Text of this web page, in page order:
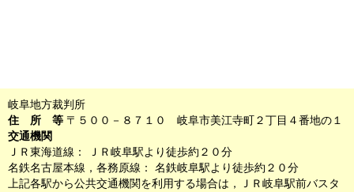
岐阜地方裁判所
住 所 等 〒５００－８７１０ 岐阜市美江寺町２丁目４番地の１
交通機関
ＪＲ東海道線： ＪＲ岐阜駅より徒歩約２０分
名鉄名古屋本線，各務原線： 名鉄岐阜駅より徒歩約２０分
上記各駅から公共交通機関を利用する場合は，ＪＲ岐阜駅前バスタ